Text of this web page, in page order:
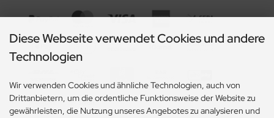
Diese Webseite verwendet Cookies und andere
Technologien
Wir verwenden Cookies und ähnliche Technologien, auch von
Drittanbietern, um die ordentliche Funktionsweise der Website zu
gewährleisten, die Nutzung unseres Angebotes zu analysieren und